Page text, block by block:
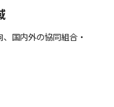
国内外の協同組合・